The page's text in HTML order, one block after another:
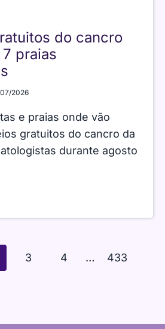
do cancro
praias
07/2026
e praias onde vão
gratuitos do cancro da
durante agosto
3 4 … 433